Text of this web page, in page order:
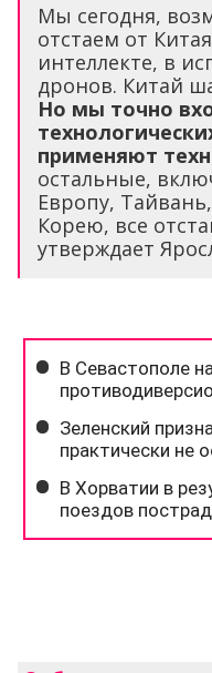
Мы сегодня,
отстаем от
интеллекте, в
дронов. Китай
Но мы точно
применяют
остальные,
Европу,
Корею, все
утверждает